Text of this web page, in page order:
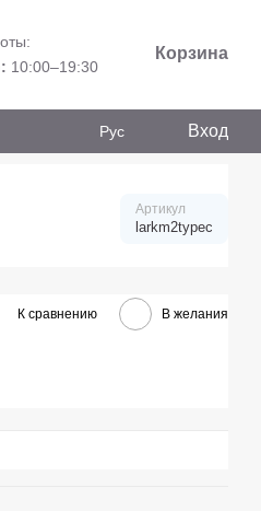
10:00–19:30
Корзина
Рус Вход
Артикул
larkm2typec
К сравнению В желания